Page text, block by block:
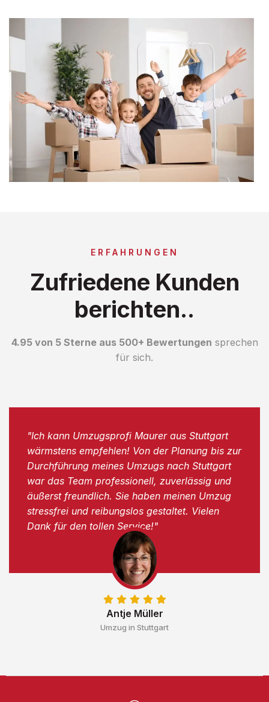
ERFAHRUNGEN
Zufriedene Kunden
berichten..
4.95 von 5 Sterne aus 500+ Bewertungen sprechen
für sich.
Antje Müller
Umzug in Stuttgart
"Ich kann Umzugsprofi Maurer aus Stuttgart
wärmstens empfehlen! Von der Planung bis zur
Durchführung meines Umzugs nach Stuttgart
war das Team professionell, zuverlässig und
äußerst freundlich. Sie haben meinen Umzug
stressfrei und reibungslos gestaltet. Vielen
Dank für den tollen Service!"